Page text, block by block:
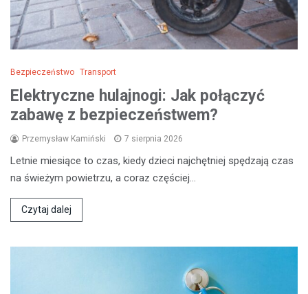
Bezpieczeństwo Transport
Elektryczne hulajnogi: Jak połączyć
zabawę z bezpieczeństwem?
Przemysław Kamiński 7 sierpnia 2026
Letnie miesiące to czas, kiedy dzieci najchętniej spędzają czas
na świeżym powietrzu, a coraz częściej…
Czytaj dalej